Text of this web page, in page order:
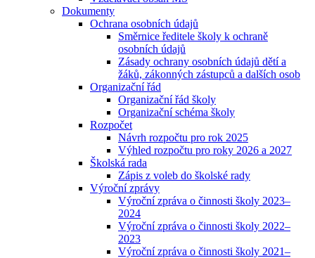
Dokumenty
Ochrana osobních údajů
Směrnice ředitele školy k ochraně
osobních údajů
Zásady ochrany osobních údajů dětí a
žáků, zákonných zástupců a dalších osob
Organizační řád
Organizační řád školy
Organizační schéma školy
Rozpočet
Návrh rozpočtu pro rok 2025
Výhled rozpočtu pro roky 2026 a 2027
Školská rada
Zápis z voleb do školské rady
Výroční zprávy
Výroční zpráva o činnosti školy 2023–
2024
Výroční zpráva o činnosti školy 2022–
2023
Výroční zpráva o činnosti školy 2021–